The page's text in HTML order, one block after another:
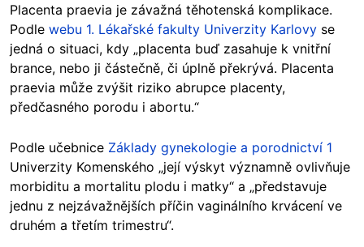
Placenta praevia je závažná těhotenská komplikace.
Podle webu 1. Lékařské fakulty Univerzity Karlovy se
jedná o situaci, kdy „placenta buď zasahuje k vnitřní
brance, nebo ji částečně, či úplně překrývá. Placenta
praevia může zvýšit riziko abrupce placenty,
předčasného porodu i abortu.“
Podle učebnice Základy gynekologie a porodnictví 1
Univerzity Komenského „její výskyt významně ovlivňuje
morbiditu a mortalitu plodu i matky“ a „představuje
jednu z nejzávažnějších příčin vaginálního krvácení ve
druhém a třetím trimestru“.